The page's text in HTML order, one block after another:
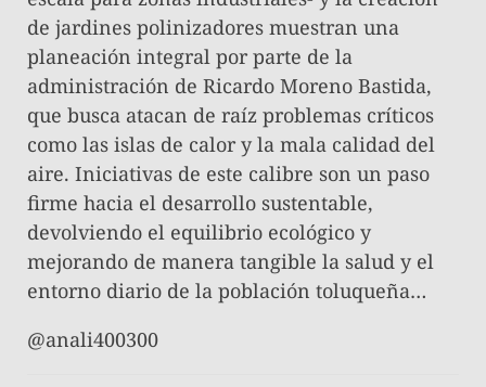
de jardines polinizadores muestran una
planeación integral por parte de la
administración de Ricardo Moreno Bastida,
que busca atacan de raíz problemas críticos
como las islas de calor y la mala calidad del
aire. Iniciativas de este calibre son un paso
firme hacia el desarrollo sustentable,
devolviendo el equilibrio ecológico y
mejorando de manera tangible la salud y el
entorno diario de la población toluqueña…
@anali400300